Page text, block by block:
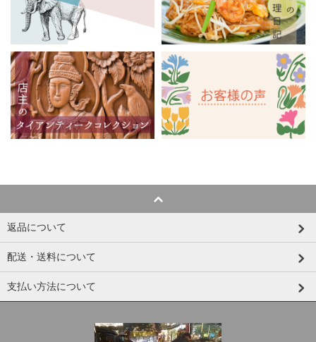
返品について
配送・送料について
支払い方法について